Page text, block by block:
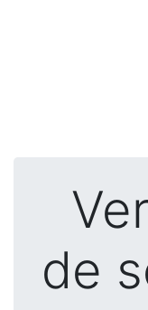
de